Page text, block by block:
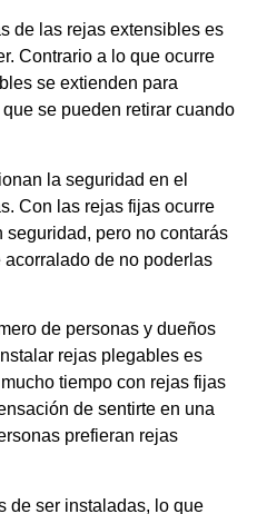
de las rejas extensibles es
Contrario a lo que ocurre
se extienden para
se pueden retirar cuando
la seguridad en el
Con las rejas fijas ocurre
pero no contarás
de no poderlas
de personas y dueños
rejas plegables es
tiempo con rejas fijas
de sentirte en una
prefieran rejas
de ser instaladas, lo que